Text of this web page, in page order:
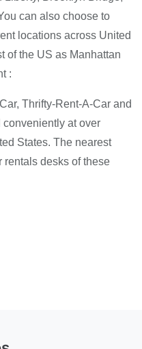
can also choose to
locations across United
of the US as Manhattan
:
Thrifty-Rent-A-Car and
at over
States. The nearest
rentals desks of these